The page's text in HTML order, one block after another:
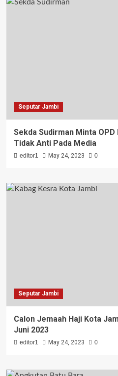
Seputar Jambi
Sekda Sudirman Minta
Tidak Anti Pada Media
editor1 May 24, 2023 0
Seputar Jambi
Calon Jemaah Haji Kota
Juni 2023
editor1 May 24, 2023 0